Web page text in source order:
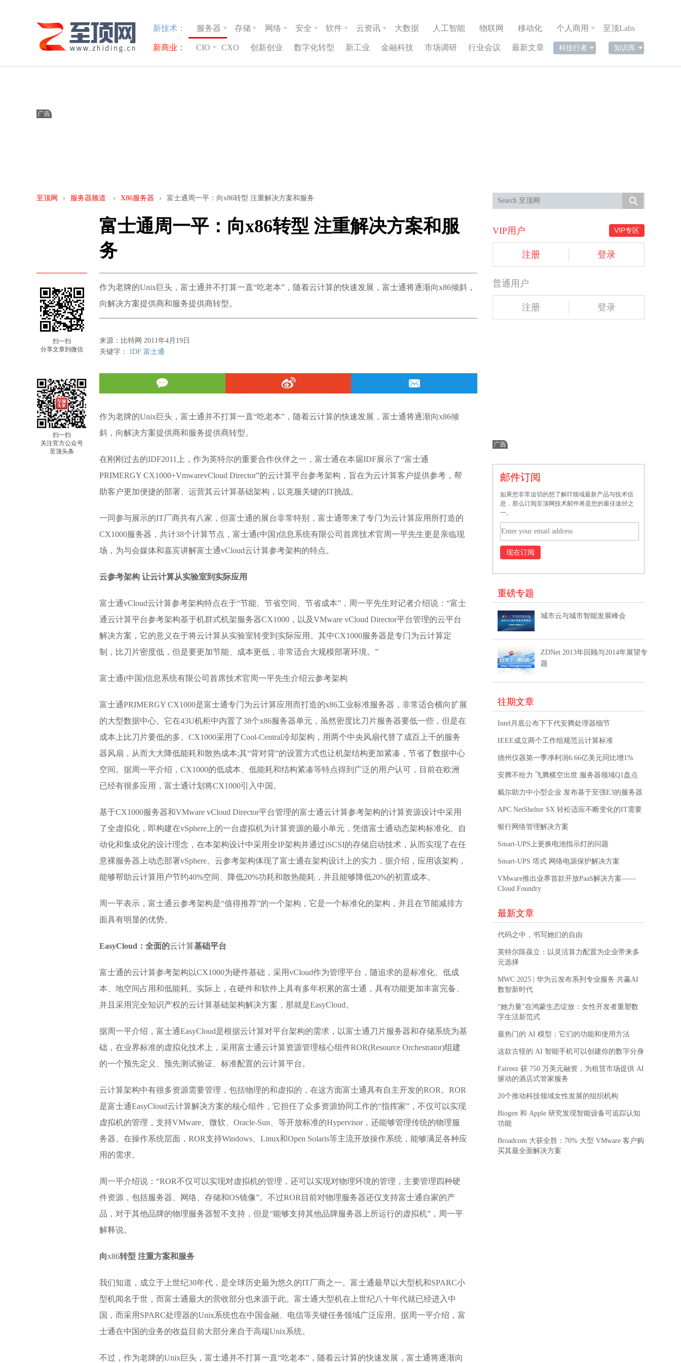
新技术： 服务器 存储 网络 安全 软件 云资讯 大数据 人工智能 物联网 移动化 个人商用 至顶Labs
新商业： CIO CXO 创新创业 数字化转型 新工业 金融科技 市场调研 行业会议 最新文章 科技行者 知识库
至顶网 › 服务器频道 › X86服务器 › 富士通周一平：向x86转型 注重解决方案和服务
富士通周一平：向x86转型 注重解决方案和服
务
扫一扫
分享文章到微信
扫一扫
关注官方公众号
至顶头条
作为老牌的Unix巨头，富士通并不打算一直“吃老本”，随着云计算的快速发展，富士通将逐渐向x86倾斜，
向解决方案提供商和服务提供商转型。
来源：比特网 2011年4月19日
关键字： IDF 富士通
作为老牌的Unix巨头，富士通并不打算一直“吃老本”，随着云计算的快速发展，富士通将逐渐向x86倾
斜，向解决方案提供商和服务提供商转型。
在刚刚过去的IDF2011上，作为英特尔的重要合作伙伴之一，富士通在本届IDF展示了“富士通
PRIMERGY CX1000+VmwarevCloud Director”的云计算平台参考架构，旨在为云计算客户提供参考，帮
助客户更加便捷的部署、运营其云计算基础架构，以克服关键的IT挑战。
一同参与展示的IT厂商共有八家，但富士通的展台非常特别，富士通带来了专门为云计算应用所打造的
CX1000服务器，共计38个计算节点，富士通(中国)信息系统有限公司首席技术官周一平先生更是亲临现
场，为与会媒体和嘉宾讲解富士通vCloud云计算参考架构的特点。
云参考架构 让云计算从实验室到实际应用
富士通vCloud云计算参考架构特点在于“节能、节省空间、节省成本”，周一平先生对记者介绍说：“富士
通云计算平台参考架构基于机群式机架服务器CX1000，以及VMware vCloud Director平台管理的云平台
解决方案，它的意义在于将云计算从实验室转变到实际应用。其中CX1000服务器是专门为云计算定
制，比刀片密度低，但是要更加节能、成本更低，非常适合大规模部署环境。”
富士通(中国)信息系统有限公司首席技术官周一平先生介绍云参考架构
富士通PRIMERGY CX1000是富士通专门为云计算应用而打造的x86工业标准服务器，非常适合横向扩展
的大型数据中心。它在43U机柜中内置了38个x86服务器单元，虽然密度比刀片服务器要低一些，但是在
成本上比刀片要低的多。CX1000采用了Cool-Central冷却架构，用两个中央风扇代替了成百上千的服务
器风扇，从而大大降低能耗和散热成本;其“背对背”的设置方式也让机架结构更加紧凑，节省了数据中心
空间。据周一平介绍，CX1000的低成本、低能耗和结构紧凑等特点得到广泛的用户认可，目前在欧洲
已经有很多应用，富士通计划将CX1000引入中国。
基于CX1000服务器和VMware vCloud Director平台管理的富士通云计算参考架构的计算资源设计中采用
了全虚拟化，即构建在vSphere上的一台虚拟机为计算资源的最小单元，凭借富士通动态架构标准化、自
动化和集成化的设计理念，在本架构设计中采用全IP架构并通过iSCSI的存储启动技术，从而实现了在任
意裸服务器上动态部署vSphere。云参考架构体现了富士通在架构设计上的实力，据介绍，应用该架构，
能够帮助云计算用户节约40%空间、降低20%功耗和散热能耗，并且能够降低20%的初置成本。
周一平表示，富士通云参考架构是“值得推荐”的一个架构，它是一个标准化的架构，并且在节能减排方
面具有明显的优势。
EasyCloud：全面的云计算基础平台
富士通的云计算参考架构以CX1000为硬件基础，采用vCloud作为管理平台，随追求的是标准化、低成
本、地空间占用和低能耗。实际上，在硬件和软件上具有多年积累的富士通，具有功能更加丰富完备、
并且采用完全知识产权的云计算基础架构解决方案，那就是EasyCloud。
据周一平介绍，富士通EasyCloud是根据云计算对平台架构的需求，以富士通刀片服务器和存储系统为基
础，在业界标准的虚拟化技术上，采用富士通云计算资源管理核心组件ROR(Resource Orchestrator)组建
的一个预先定义、预先测试验证、标准配置的云计算平台。
云计算架构中有很多资源需要管理，包括物理的和虚拟的，在这方面富士通具有自主开发的ROR。ROR
是富士通EasyCloud云计算解决方案的核心组件，它担任了众多资源协同工作的“指挥家”，不仅可以实现
虚拟机的管理，支持VMware、微软、Oracle-Sun、等开放标准的Hypervisor，还能够管理传统的物理服
务器。在操作系统层面，ROR支持Windows、Linux和Open Solaris等主流开放操作系统，能够满足各种应
用的需求。
周一平介绍说：“ROR不仅可以实现对虚拟机的管理，还可以实现对物理环境的管理，主要管理四种硬
件资源，包括服务器、网络、存储和OS镜像”。不过ROR目前对物理服务器还仅支持富士通自家的产
品，对于其他品牌的物理服务器暂不支持，但是“能够支持其他品牌服务器上所运行的虚拟机”，周一平
解释说。
向x86转型 注重方案和服务
我们知道，成立于上世纪30年代，是全球历史最为悠久的IT厂商之一。富士通最早以大型机和SPARC小
型机闻名于世，而富士通最大的营收部分也来源于此。富士通大型机在上世纪八十年代就已经进入中
国，而采用SPARC处理器的Unix系统也在中国金融、电信等关键任务领域广泛应用。据周一平介绍，富
士通在中国的业务的收益目前大部分来自于高端Unix系统。
不过，作为老牌的Unix巨头，富士通并不打算一直“吃老本”，随着云计算的快速发展，富士通将逐渐向
VIP专区
VIP用户
注册 登录
普通用户
注册 登录
邮件订阅
如果您非常迫切的想了解IT领域最新产品与技术信
息，那么订阅至顶网技术邮件将是您的最佳途径之
一。
重磅专题
城市云与城市智能发展峰会
ZDNet 2013年回顾与2014年展望专
题
往期文章
Intel月底公布下下代安腾处理器细节
IEEE成立两个工作组规范云计算标准
德州仪器第一季净利润6.66亿美元同比增1%
安腾不给力 飞腾横空出世 服务器领域Q1盘点
戴尔助力中小型企业 发布基于至强E3的服务器
APC NetShelter SX 轻松适应不断变化的IT需要
银行网络管理解决方案
Smart-UPS上更换电池指示灯的问题
Smart-UPS 塔式 网络电源保护解决方案
VMware推出业界首款开放PaaS解决方案——
Cloud Foundry
最新文章
代码之中，书写她们的自由
英特尔陈葆立：以灵活算力配置为企业带来多
元选择
MWC 2025 | 华为云发布系列专业服务 共赢AI
数智新时代
“她力量”在鸿蒙生态绽放：女性开发者重塑数
字生活新范式
最热门的 AI 模型：它们的功能和使用方法
这款古怪的 AI 智能手机可以创建你的数字分身
Faireez 获 750 万美元融资，为租赁市场提供 AI
驱动的酒店式管家服务
20个推动科技领域女性发展的组织机构
Biogen 和 Apple 研究发现智能设备可追踪认知
功能
Broadcom 大获全胜：70% 大型 VMware 客户购
买其最全面解决方案